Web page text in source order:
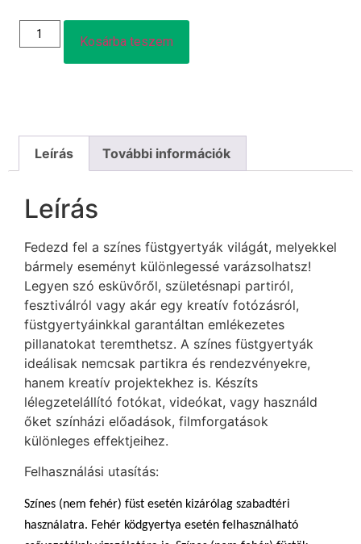
Kosárba teszem
Leírás További információk
Leírás
Fedezd fel a színes füstgyertyák világát, melyekkel
bármely eseményt különlegessé varázsolhatsz!
Legyen szó esküvőről, születésnapi partiról,
fesztiválról vagy akár egy kreatív fotózásról,
füstgyertyáinkkal garantáltan emlékezetes
pillanatokat teremthetsz. A színes füstgyertyák
ideálisak nemcsak partikra és rendezvényekre,
hanem kreatív projektekhez is. Készíts
lélegzetelállító fotókat, videókat, vagy használd
őket színházi előadások, filmforgatások
különleges effektjeihez.
Felhasználási utasítás:
Színes (nem fehér) füst esetén kizárólag szabadtéri
használatra. Fehér ködgyertya esetén felhasználható